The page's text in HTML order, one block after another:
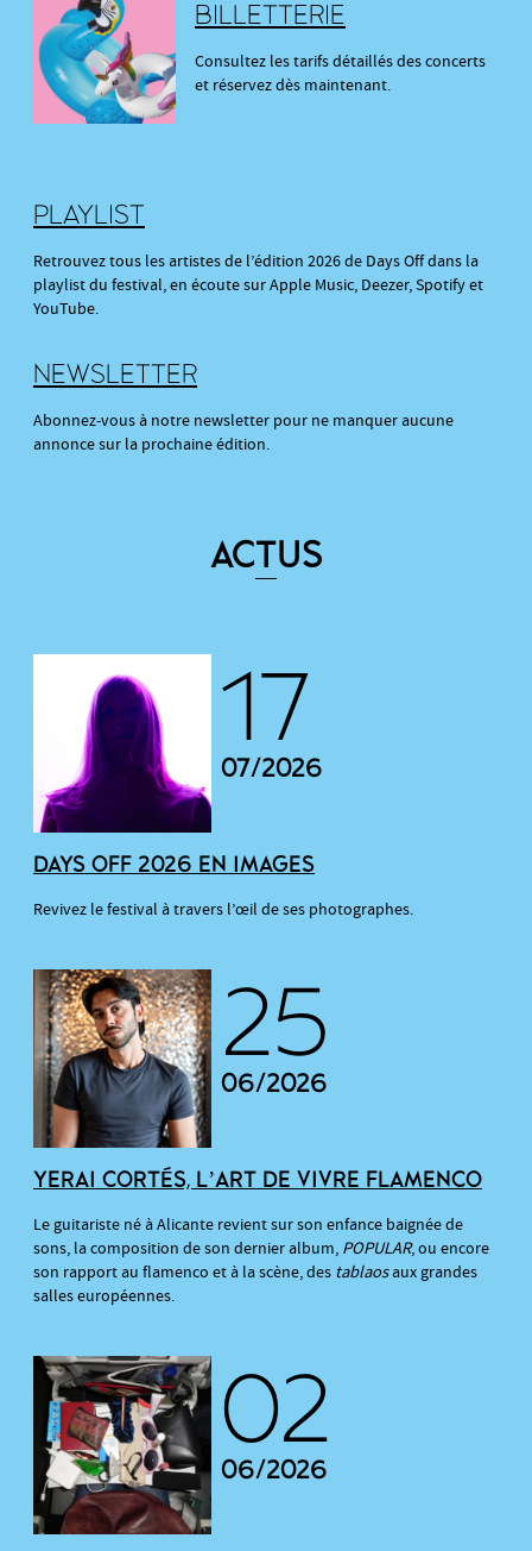
BILLETTERIE
Consultez les tarifs détaillés des concerts
et réservez dès maintenant.
PLAYLIST
Retrouvez tous les artistes de l’édition 2026 de Days Off dans la
playlist du festival, en écoute sur Apple Music, Deezer, Spotify et
YouTube.
NEWSLETTER
Abonnez-vous à notre newsletter pour ne manquer aucune
annonce sur la prochaine édition.
ACTUS
17
07/2026
DAYS OFF 2026 EN IMAGES
Revivez le festival à travers l’œil de ses photographes.
25
06/2026
YERAI CORTÉS, L’ART DE VIVRE FLAMENCO
Le guitariste né à Alicante revient sur son enfance baignée de
sons, la composition de son dernier album, POPULAR, ou encore
son rapport au flamenco et à la scène, des tablaosaux grandes
salles européennes.
02
06/2026